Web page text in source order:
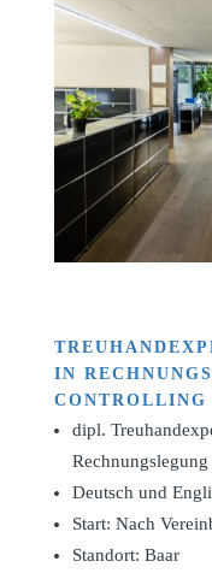
IN
CONTROLLING
dipl.
Deutsch und
Start: Nach
Standort: Baar